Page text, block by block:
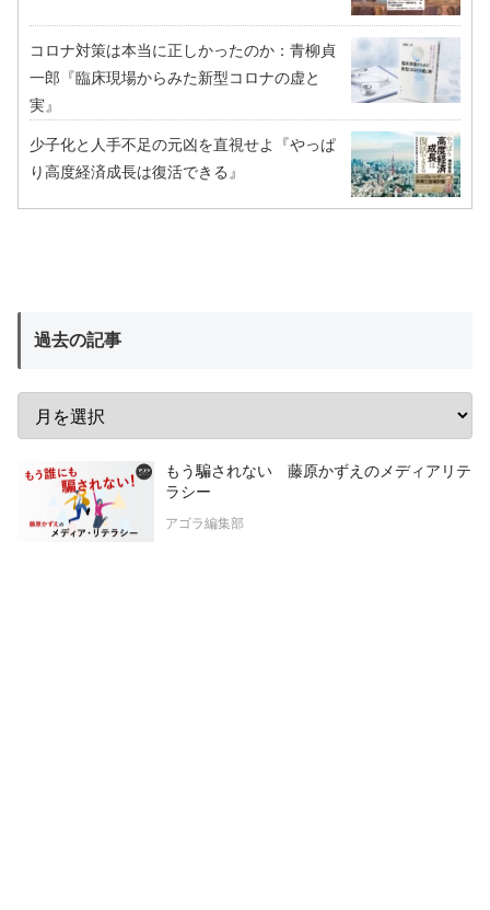
コロナ対策は本当に正しかったのか：青柳貞
一郎『臨床現場からみた新型コロナの虚と
実』
少子化と人手不足の元凶を直視せよ『やっぱ
り高度経済成長は復活できる』
過去の記事
もう騙されない 藤原かずえのメディアリテ
ラシー
アゴラ編集部